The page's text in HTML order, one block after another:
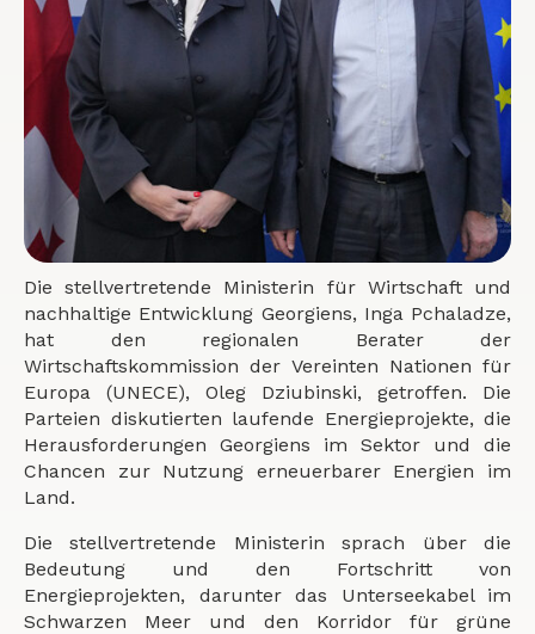
Die stellvertretende Ministerin für Wirtschaft und
nachhaltige Entwicklung Georgiens, Inga Pchaladze,
hat den regionalen Berater der
Wirtschaftskommission der Vereinten Nationen für
Europa (UNECE), Oleg Dziubinski, getroffen. Die
Parteien diskutierten laufende Energieprojekte, die
Herausforderungen Georgiens im Sektor und die
Chancen zur Nutzung erneuerbarer Energien im
Land.
Die stellvertretende Ministerin sprach über die
Bedeutung und den Fortschritt von
Energieprojekten, darunter das Unterseekabel im
Schwarzen Meer und den Korridor für grüne